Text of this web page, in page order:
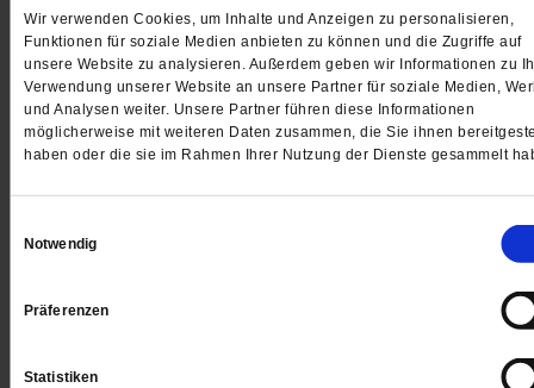
Wir verwenden Cookies, um Inhalte und Anzeigen zu personalisieren,
Funktionen für soziale Medien anbieten zu können und die Zugriffe auf
unsere Website zu analysieren. Außerdem geben wir Informationen zu
Verwendung unserer Website an unsere Partner für soziale Medien,
und Analysen weiter. Unsere Partner führen diese Informationen
möglicherweise mit weiteren Daten zusammen, die Sie ihnen
haben oder die sie im Rahmen Ihrer Nutzung der Dienste gesammelt
Notwendig
Präferenzen
Statistiken
Dass die Partei dieses Projekt ausgerechnet mit dem
ehemaligen Regierungschef eines Landes angehen will,
bei vielen als Steuerparadies gilt, halten manche für
Ironie.